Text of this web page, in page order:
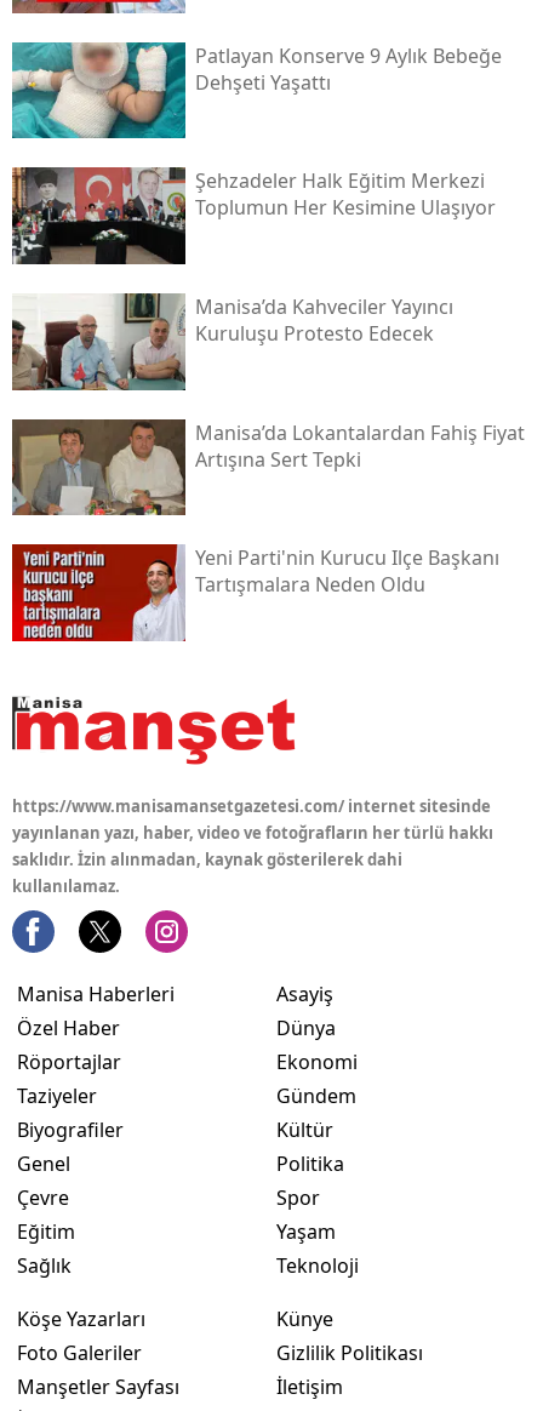
Patlayan Konserve 9 Aylık Bebeğe
Dehşeti Yaşattı
Şehzadeler Halk Eğitim Merkezi
Toplumun Her Kesimine Ulaşıyor
Manisa’da Kahveciler Yayıncı
Kuruluşu Protesto Edecek
Manisa’da Lokantalardan Fahiş Fiyat
Artışına Sert Tepki
Yeni Parti'nin Kurucu Ilçe Başkanı
Tartışmalara Neden Oldu
https://www.manisamansetgazetesi.com/ internet sitesinde
yayınlanan yazı, haber, video ve fotoğrafların her türlü hakkı
saklıdır. İzin alınmadan, kaynak gösterilerek dahi
kullanılamaz.
Manisa Haberleri
Özel Haber
Röportajlar
Taziyeler
Biyografiler
Genel
Çevre
Eğitim
Sağlık
Asayiş
Dünya
Ekonomi
Gündem
Kültür
Politika
Spor
Yaşam
Teknoloji
Köşe Yazarları
Foto Galeriler
Manşetler Sayfası
Künye
Gizlilik Politikası
İletişim